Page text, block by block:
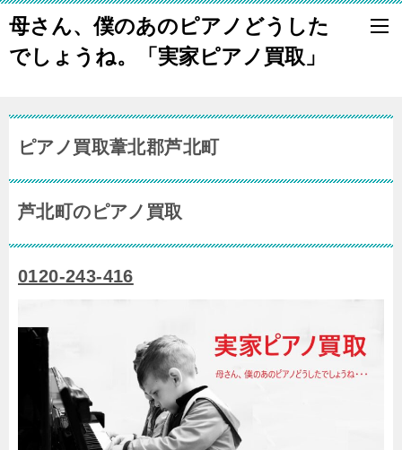
母さん、僕のあのピアノどうした
でしょうね。「実家ピアノ買取」
ピアノ買取葦北郡芦北町
芦北町のピアノ買取
0120-243-416